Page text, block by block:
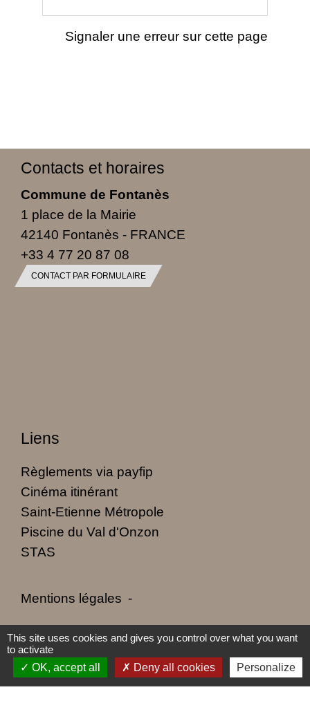
Signaler une erreur sur cette page
Contacts et horaires
Commune de Fontanès
1 place de la Mairie
42140 Fontanès - FRANCE
+33 4 77 20 87 08
CONTACT PAR FORMULAIRE
Liens
Règlements via payfip
Cinéma itinérant
Saint-Etienne Métropole
Piscine du Val d'Onzon
STAS
Mentions légales -
Politique de confidentialité - Accessibilité -
Plan du site - Gestion des cookies
This site uses cookies and gives you control over what you want
to activate
OK, accept all
Deny all cookies Personalize